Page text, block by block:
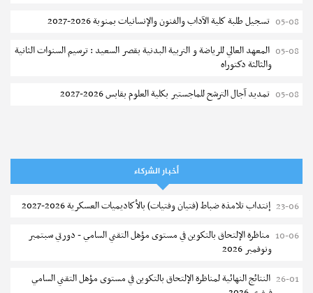
05-08 تسجيل طلبة كلية الآداب والفنون والإنسانيات بمنوبة 2026-2027
05-08 المعهد العالي للرياضة و التربية البدنية بقصر السعيد : ترسيم السنوات الثانية
والثالثة دكتوراه
05-08 تمديد آجال الترشح للماجستير بكلية العلوم بقابس 2026-2027
نتائج القبول الأولي لمناظرة إنتداب أساتذة التعليم الثانوي والفني والتقني
لقبول متكونين
أخبار الشركاء
23-06 إنتداب تلامذة ضباط (فتيان وفتيات) بالأكاديميات العسكرية 2026-2027
10-06 مناظرة الإلتحاق بالتكوين في مستوى مؤهل التقني السامي - دورتي سبتمبر
ونوفمبر 2026
26-01 النتائج النهائية لمناظرة الإلتحاق بالتكوين في مستوى مؤهل التقني السامي